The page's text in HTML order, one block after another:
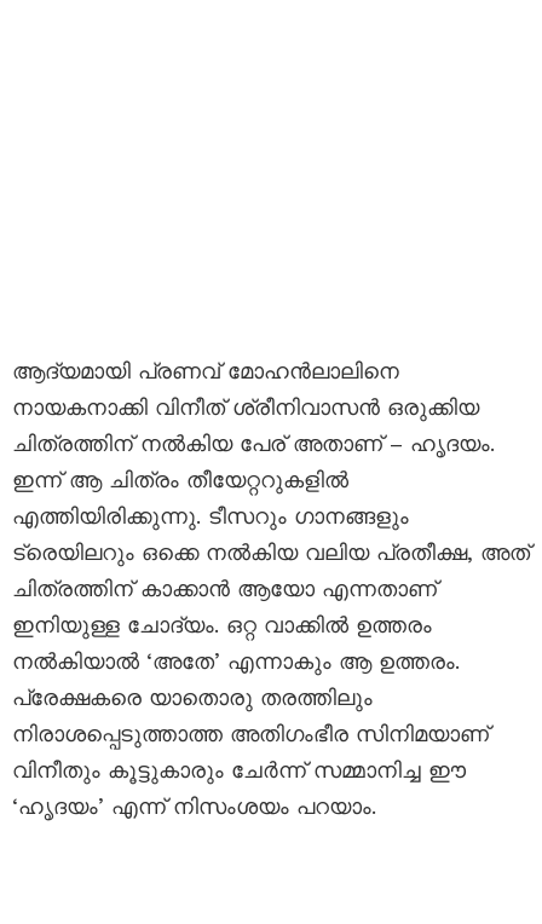
ആദ്യമായി പ്രണവ് മോഹൻലാലിനെ
നായകനാക്കി വിനീത് ശ്രീനിവാസൻ ഒരുക്കിയ
ചിത്രത്തിന് നൽകിയ പേര് അതാണ് – ഹൃദയം.
ഇന്ന് ആ ചിത്രം തീയേറ്ററുകളിൽ
എത്തിയിരിക്കുന്നു. ടീസറും ഗാനങ്ങളും
ട്രെയിലറും ഒക്കെ നൽകിയ വലിയ പ്രതീക്ഷ, അത്
ചിത്രത്തിന് കാക്കാൻ ആയോ എന്നതാണ്
ഇനിയുള്ള ചോദ്യം. ഒറ്റ വാക്കിൽ ഉത്തരം
നൽകിയാൽ ‘അതേ’ എന്നാകും ആ ഉത്തരം.
പ്രേക്ഷകരെ യാതൊരു തരത്തിലും
നിരാശപ്പെടുത്താത്ത അതിഗംഭീര സിനിമയാണ്
വിനീതും കൂട്ടുകാരും ചേർന്ന് സമ്മാനിച്ച ഈ
‘ഹൃദയം’ എന്ന് നിസംശയം പറയാം.